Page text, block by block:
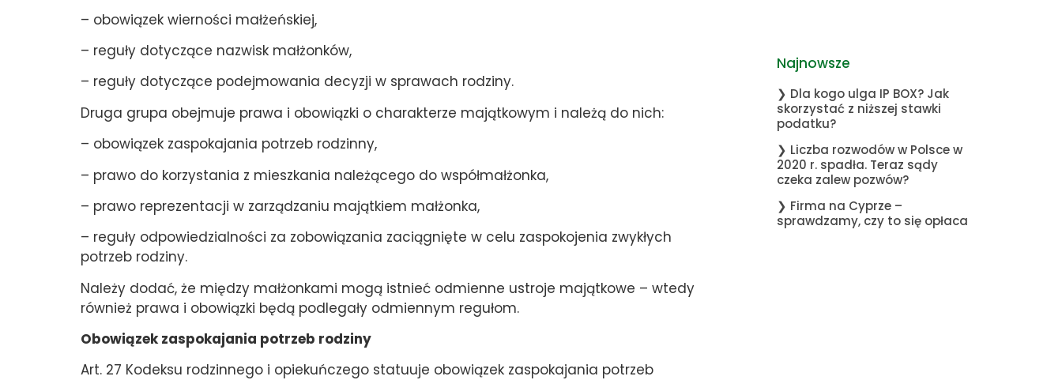
– obowiązek wierności małżeńskiej,
– reguły dotyczące nazwisk małżonków,
– reguły dotyczące podejmowania decyzji w sprawach rodziny.
Druga grupa obejmuje prawa i obowiązki o charakterze majątkowym i należą do nich:
– obowiązek zaspokajania potrzeb rodzinny,
– prawo do korzystania z mieszkania należącego do współmałżonka,
– prawo reprezentacji w zarządzaniu majątkiem małżonka,
– reguły odpowiedzialności za zobowiązania zaciągnięte w celu zaspokojenia zwykłych
potrzeb rodziny.
Należy dodać, że między małżonkami mogą istnieć odmienne ustroje majątkowe – wtedy
również prawa i obowiązki będą podlegały odmiennym regułom.
Obowiązek zaspokajania potrzeb rodziny
Art. 27 Kodeksu rodzinnego i opiekuńczego statuuje obowiązek zaspokajania potrzeb
Najnowsze
❯ Dla kogo ulga IP BOX? Jak
skorzystać z niższej stawki
podatku?
❯ Liczba rozwodów w Polsce w
2020 r. spadła. Teraz sądy
czeka zalew pozwów?
❯ Firma na Cyprze –
sprawdzamy, czy to się opłaca